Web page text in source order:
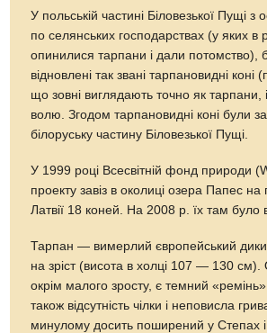
У польській частині Біловезької Пущі з
по селянських господарствах (у яких в
опинилися тарпани і дали потомство),
відновлені так звані тарпановидні коні
що зовні виглядають точно як тарпани,
волю. Згодом тарпановидні коні були
білоруську частину Біловезької Пущі.
У 1999 році Всесвітній фонд природи
проекту завіз в околиці озера Папес на
Латвії 18 коней. На 2008 р. їх там було
Тарпан — вимерлий європейський
на зріст (висота в холці 107 — 130 см).
окрім малого зросту, є темний
також відсутність чілки і неповисла
минулому досить поширений у Степах і